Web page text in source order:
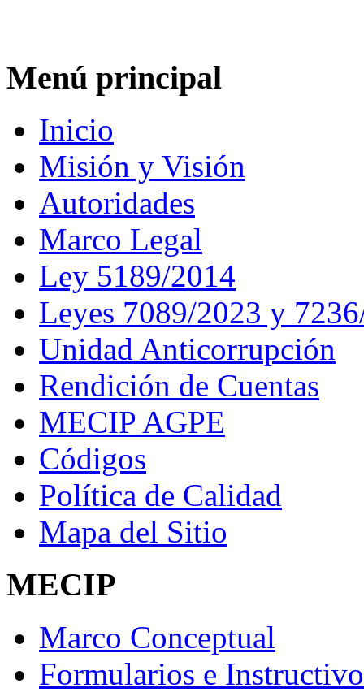
Menú principal
Inicio
Misión y Visión
Autoridades
Marco Legal
Ley 5189/2014
Leyes 7089/2023 y
Unidad Anticorrupción
Rendición de Cuentas
MECIP AGPE
Códigos
Política de Calidad
Mapa del Sitio
MECIP
Marco Conceptual
Formularios e